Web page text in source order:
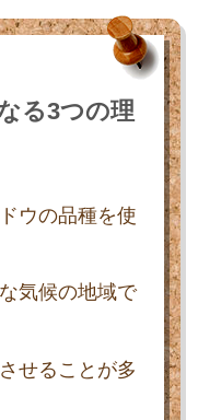
る3つの理
ウの品種を使
気候の地域で
せることが多